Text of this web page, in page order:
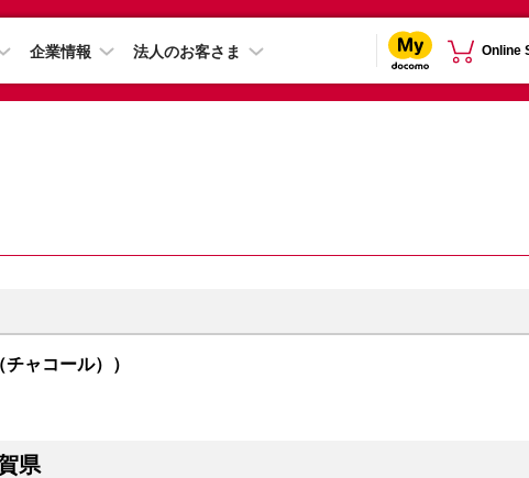
企業情報 法人のお客さま Online
ャコール））
県